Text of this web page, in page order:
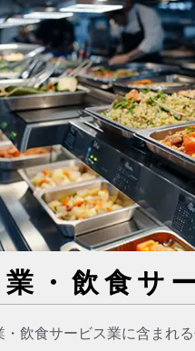
・飲食サ
・飲食サービス業に含まれ